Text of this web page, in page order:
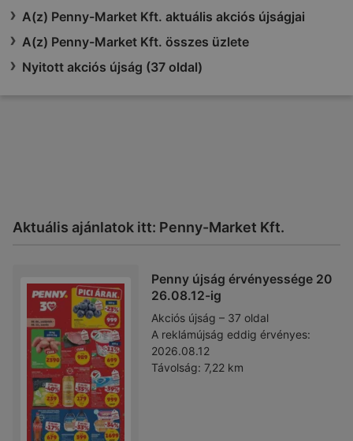
A(z) Penny-Market Kft. aktuális akciós újságjai
A(z) Penny-Market Kft. összes üzlete
Nyitott akciós újság (37 oldal)
Aktuális ajánlatok itt: Penny-Market Kft.
Penny újság érvényessége 20
26.08.12-ig
Akciós újság – 37 oldal
A reklámújság eddig érvényes:
2026.08.12
Távolság: 7,22 km